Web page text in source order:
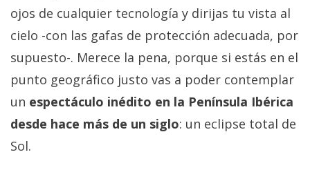
ojos de cualquier tecnología y dirijas tu vista al
cielo -con las gafas de protección adecuada, por
supuesto-. Merece la pena, porque si estás en el
punto geográfico justo vas a poder contemplar
un espectáculo inédito en la Península Ibérica
desde hace más de un siglo: un eclipse total de
Sol.